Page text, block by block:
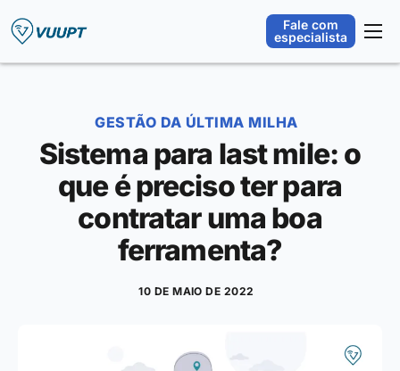
Plataforma
Integrações
Fale com
especialista
GESTÃO DA ÚLTIMA MILHA
Sistema para last mile: o
que é preciso ter para
contratar uma boa
ferramenta?
10 DE MAIO DE 2022